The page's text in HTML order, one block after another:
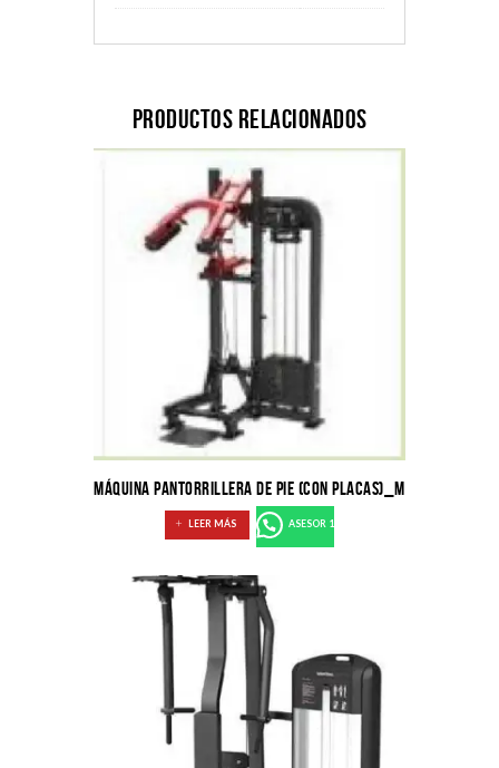
Productos relacionados
MÁQUINA PANTORRILLERA DE PIE (CON PLACAS)_M
LEER MÁS ASESOR 1